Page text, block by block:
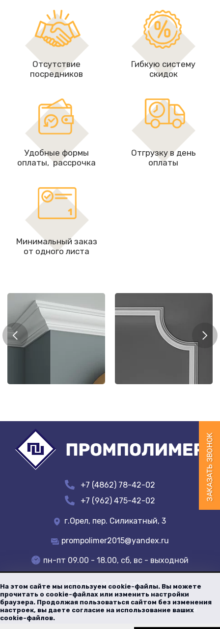
Отсутствие
посредников
Гибкую систему
скидок
Удобные формы
оплаты, рассрочкa
Отгрузку в день
оплаты
Минимальный заказ
от одного листа
+7 (4862) 78-42-02
+7 (962) 475-42-02
г.Орел, пер. Силикатный, 3
prompolimer2015@yandex.ru
пн-пт 09.00 - 18.00, сб, вс - выходной
ИП Потапов Д.А., 2016- 2026©
Политика по обработке персональных данных
Все права защищены
Цены указанные на сайте не являются публичной офертой
На этом сайте мы используем cookie-файлы. Вы можете
прочитать о cookie-файлах или изменить настройки
браузера. Продолжая пользоваться сайтом без изменения
настроек, вы даете согласие на использование ваших
cookie-файлов.